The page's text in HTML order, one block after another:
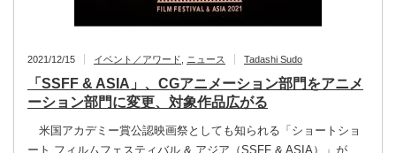
2021/12/15 イベント／アワード ニュース Tadashi Sudo
「SSFF & ASIA」、CGアニメーション部門をアニメ
ーション部門に変更、対象作品広がる
米国アカデミー賞公認映画祭としても知られる「ショートショ
ート フィルムフェスティバル & アジア（SSFF & ASIA）」が